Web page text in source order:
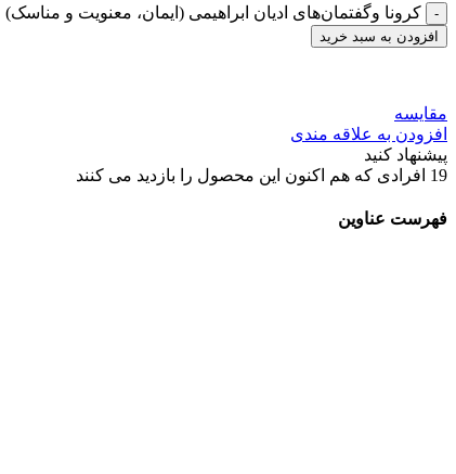
کرونا و‌گفتمان‌های ادیان ابراهیمی (ایمان، معنویت و مناسک)
افزودن به سبد خرید
مقایسه
افزودن به علاقه مندی
پیشنهاد کنید
19 افرادی که هم اکنون این محصول را بازدید می کنند
فهرست عناوین